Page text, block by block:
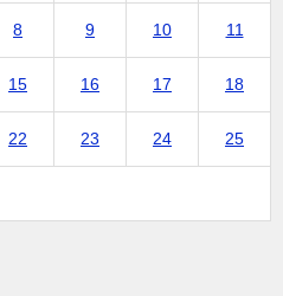
8 9 10 11
15 16 17 18
22 23 24 25